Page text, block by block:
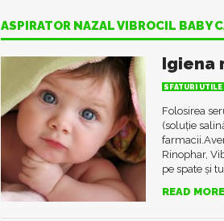
ASPIRATOR NAZAL VIBROCIL BABY
Igiena
SFATURI UTILE
Folosirea
(soluție
Rinophar,
pe spate și
READ MORE